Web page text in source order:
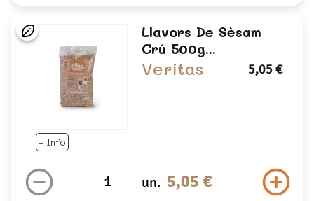
+ Info
Llavors De Sèsam
Crú 500g...
Veritas 5,05 €
un. 5,05 €